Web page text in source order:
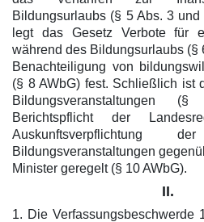
Bildungsurlaubs (§ 5 Abs. 3 und
legt das Gesetz Verbote für
während des Bildungsurlaubs (§
Benachteiligung von
(§ 8 AWbG) fest. Schließlich ist
Bildungsveranstaltungen
Berichtspflicht der
Auskunftsverpflichtung
Bildungsveranstaltungen
Minister geregelt (§ 10 AWbG).
II.
1. Die Verfassungsbeschwerde